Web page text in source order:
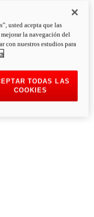
13.190€
i
usted acepta que las
la navegación del
con nuestros estudios para
TODAS LAS
COOKIES